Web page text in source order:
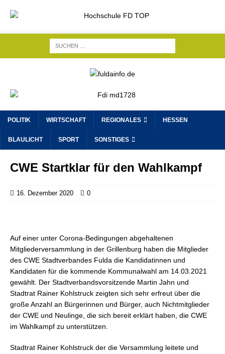
POLITIK WIRTSCHAFT REGIONALES HESSEN
BLAULICHT SPORT SONSTIGES
CWE Startklar für den Wahlkampf
16. Dezember 2020 0
Auf einer unter Corona-Bedingungen abgehaltenen
Mitgliederversammlung in der Grillenburg haben die Mitglieder
des CWE Stadtverbandes Fulda die Kandidatinnen und
Kandidaten für die kommende Kommunalwahl am 14.03.2021
gewählt. Der Stadtverbandsvorsitzende Martin Jahn und
Stadtrat Rainer Kohlstruck zeigten sich sehr erfreut über die
große Anzahl an Bürgerinnen und Bürger, auch Nichtmitglieder
der CWE und Neulinge, die sich bereit erklärt haben, die CWE
im Wahlkampf zu unterstützen.
Stadtrat Rainer Kohlstruck der die Versammlung leitete und